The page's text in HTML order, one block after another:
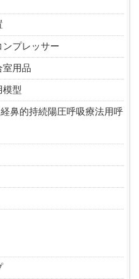
プレッサー
室用品
模型
鼻的持続陽圧呼吸療法用呼